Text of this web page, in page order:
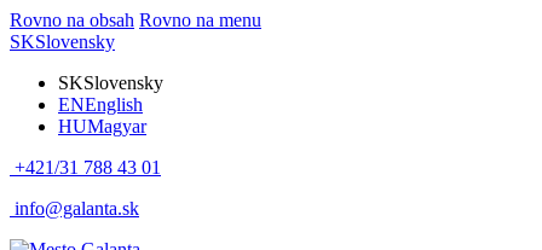
Rovno na obsah Rovno na menu
SKSlovensky
SKSlovensky
ENEnglish
HUMagyar
+421/31 788 43 01
info@galanta.sk